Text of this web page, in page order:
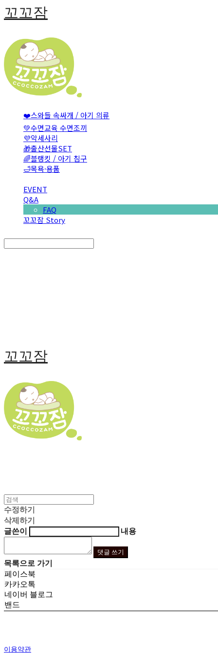
꼬꼬잠
❤️스와들 속싸개 / 아기 의류
💚수면교육 수면조끼
💜악세사리
🎁출산선물SET
🌈블랭킷 / 아기 침구
🛁목욕·용품
EVENT
Q&A
FAQ
꼬꼬잠 Story
꼬꼬잠
수정하기
삭제하기
글쓴이
내용
댓글 쓰기
목록으로 가기
페이스북
카카오톡
네이버 블로그
밴드
이용약관